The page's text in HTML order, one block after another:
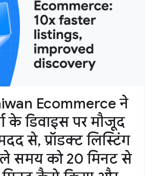
Ecommerce ने
के डिवाइस पर मौजूद
से, प्रॉडक्ट लिस्टिंग
समय को 20 मिनट से